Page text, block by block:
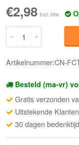
€2,98 Incl. btw
Artikelnummer:CN-
Besteld (ma-vr)
Gratis verzonden
Uitstekende
30 dagen